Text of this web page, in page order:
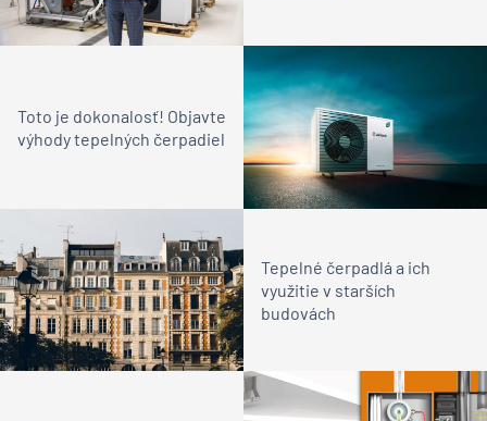
Toto je dokonalosť! Objavte
výhody tepelných čerpadiel
Tepelné čerpadlá a ich
využitie v starších
budovách